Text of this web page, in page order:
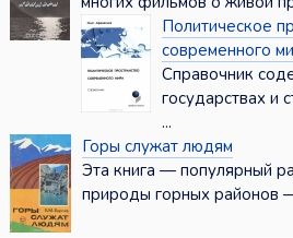
Политическое
современного
Справочник
государствах и
...
Горы служат людям
Эта книга — популярный
природы горных районов